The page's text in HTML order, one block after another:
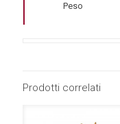
Peso
Prodotti correlati